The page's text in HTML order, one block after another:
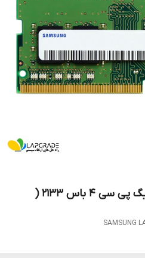
رم لپ تاپ سامسونگ 4 گیگ پی سی 4 باس 2133 (
SAMSUNG